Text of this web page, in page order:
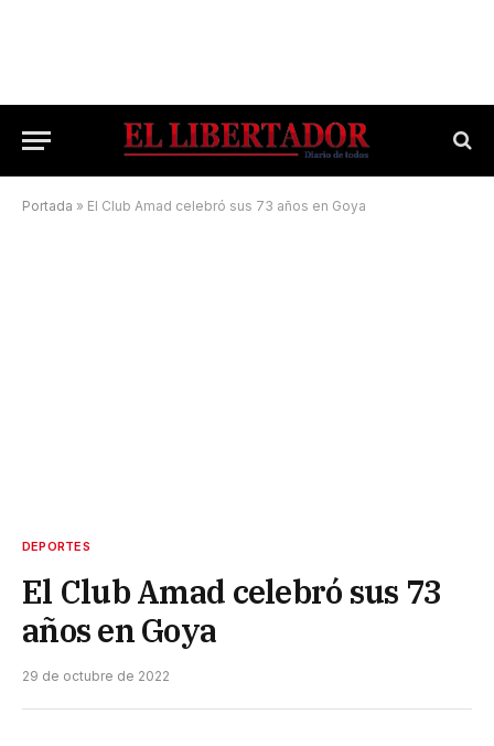
Portada » El Club Amad celebró sus 73 años en Goya
DEPORTES
El Club Amad celebró sus 73
años en Goya
29 de octubre de 2022